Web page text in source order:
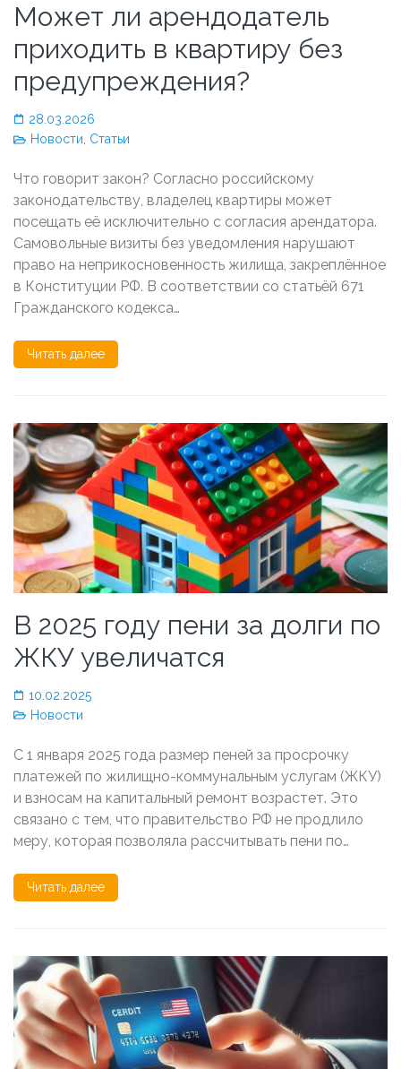
Может ли арендодатель
приходить в квартиру без
предупреждения?
28.03.2026
Новости Статьи
Что говорит закон? Согласно российскому
законодательству, владелец квартиры может
посещать её исключительно с согласия арендатора.
Самовольные визиты без уведомления нарушают
право на неприкосновенность жилища, закреплённое
в Конституции РФ. В соответствии со статьёй 671
Гражданского кодекса…
Читать далее
В 2025 году пени за долги по
ЖКУ увеличатся
10.02.2025
Новости
С 1 января 2025 года размер пеней за просрочку
платежей по жилищно-коммунальным услугам (ЖКУ)
и взносам на капитальный ремонт возрастет. Это
связано с тем, что правительство РФ не продлило
меру, которая позволяла рассчитывать пени по…
Читать далее